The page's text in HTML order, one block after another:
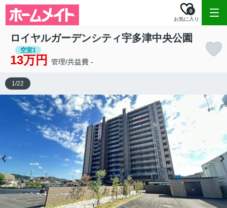
お気に入り
0
ロイヤルガーデンシティ宇多津中央公園
空室1
13万円 管理/共益費 -
1/22